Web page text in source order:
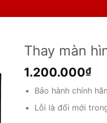
Thay màn
1.200.000₫
Bảo hành chính
Lỗi là đổi mới